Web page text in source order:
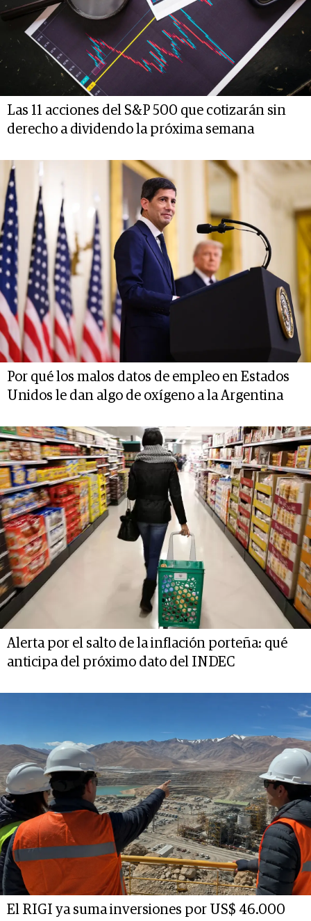
Las 11 acciones del S&P 500 que cotizarán sin
derecho a dividendo la próxima semana
Por qué los malos datos de empleo en Estados
Unidos le dan algo de oxígeno a la Argentina
Alerta por el salto de la inflación porteña: qué
anticipa del próximo dato del INDEC
El RIGI ya suma inversiones por US$ 46.000